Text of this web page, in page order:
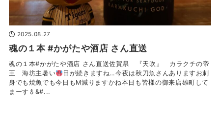
2025.08.27
魂の１本 #かがたや酒店 さん直送
魂の１本#かがたや酒店 さん直送佐賀県 『天吹』 カラクチの帝
王 海坊主暑い
日が続きますね…今夜は秋刀魚さんありますお刺
身でも焼魚でも今日もM減りますかね本日も皆様の御来店雄町して
まーす‍♂&#...